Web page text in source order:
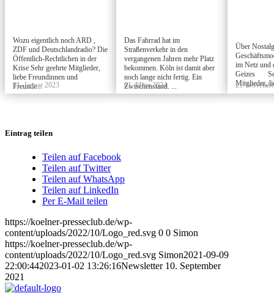
Wozu eigentlich noch ARD ,
ZDF und Deutschlandradio? Die
Öffentlich-Rechtlichen in der
Krise Sehr geehrte Mitglieder,
liebe Freundinnen und
Freunde...
21. Januar 2023
Das Fahrrad hat im
Straßenverkehr in den
vergangenen Jahren mehr Platz
bekommen. Köln ist damit aber
noch lange nicht fertig. Ein
Zwischenstand. ...
01. März 2024
Über
im Netz und
Geizes
Mitglieder,
21.
Eintrag teilen
Teilen auf Facebook
Teilen auf Twitter
Teilen auf WhatsApp
Teilen auf LinkedIn
Per E-Mail teilen
https://koelner-presseclub.de/wp-
content/uploads/2022/10/Logo_red.svg 0 0 Simon
https://koelner-presseclub.de/wp-
content/uploads/2022/10/Logo_red.svg Simon2021-09-09
22:00:442023-01-02 13:26:16Newsletter 10. September
2021